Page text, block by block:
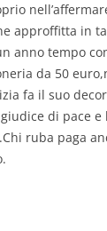
approffitta in
anno tempo
da 50
fa il suo
di pace e
ruba paga